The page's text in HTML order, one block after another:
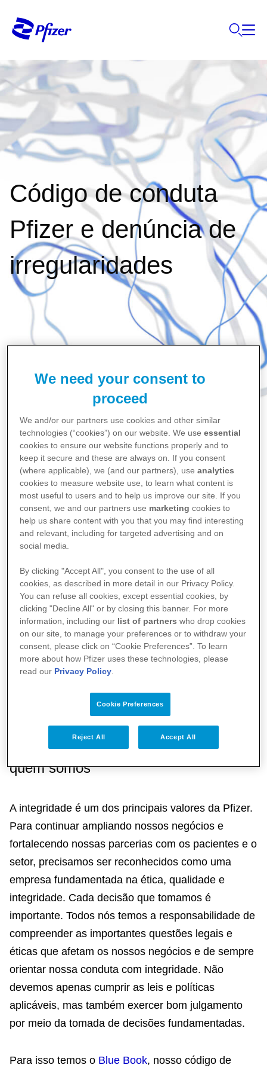
Código de conduta
Pfizer e denúncia de
irregularidades
Home
Sobre a Pfizer
Código de conduta Pfizer e denúncia de
irregularidades
Na Pfizer, Desempenho com
Integridade não é só o que fazemos - é
quem somos
A integridade é um dos principais valores da Pfizer.
Para continuar ampliando nossos negócios e
fortalecendo nossas parcerias com os pacientes e o
setor, precisamos ser reconhecidos como uma
empresa fundamentada na ética, qualidade e
integridade. Cada decisão que tomamos é
importante. Todos nós temos a responsabilidade de
compreender as importantes questões legais e
éticas que afetam os nossos negócios e de sempre
orientar nossa conduta com integridade. Não
devemos apenas cumprir as leis e políticas
aplicáveis, mas também exercer bom julgamento
por meio da tomada de decisões fundamentadas.
Para isso temos o Blue Book, nosso código de
We need your consent to
proceed
We and/or our partners use cookies and other similar
technologies (“cookies”) on our website. We useessential
cookies to ensure our website functions properly and to
keep it secure and these are always on. If you consent
(where applicable), we (and our partners), useanalytics
cookies to measure website use, to learn what content is
most useful to users and to help us improve our site. If you
consent, we and our partners use marketing cookies to
help us share content with you that you may find interesting
and relevant, including for targeted advertising and on
social media.
By clicking "Accept All", you consent to the use of all
cookies, as described in more detail in our Privacy Policy.
You can refuse all cookies, except essential cookies, by
clicking "Decline All" or by closing this banner. For more
information, including our list of partners who drop cookies
on our site, to manage your preferences or to withdraw your
consent, please click on “Cookie Preferences”. To learn
more about how Pfizer uses these technologies, please
read our Privacy Policy
Cookie Preferences
Reject All Accept All